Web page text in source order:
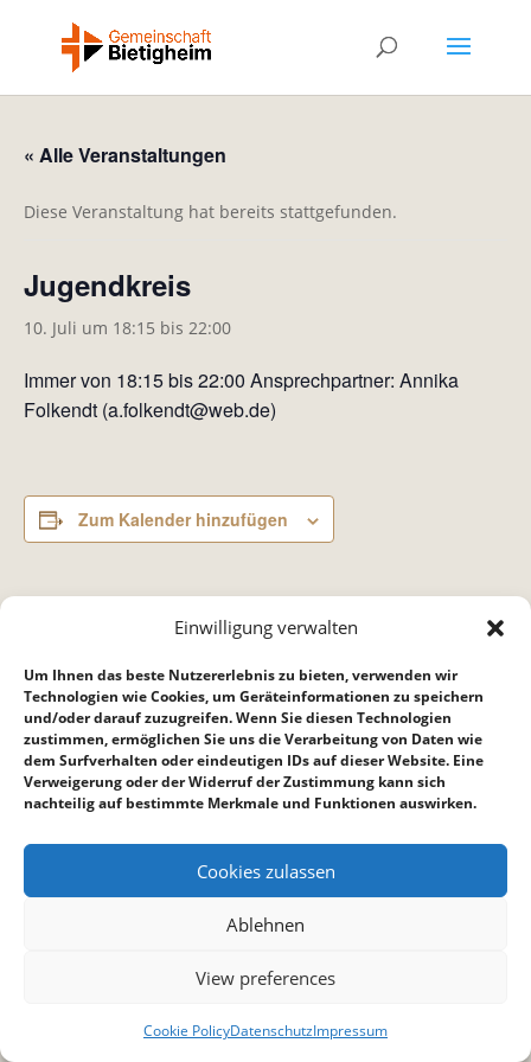
Einwilligung verwalten
Um Ihnen das beste Nutzererlebnis zu bieten, verwenden wir
Technologien wie Cookies, um Geräteinformationen zu speichern
und/oder darauf zuzugreifen. Wenn Sie diesen Technologien
zustimmen, ermöglichen Sie uns die Verarbeitung von Daten wie
dem Surfverhalten oder eindeutigen IDs auf dieser Website. Eine
Verweigerung oder der Widerruf der Zustimmung kann sich
nachteilig auf bestimmte Merkmale und Funktionen auswirken.
Cookies zulassen
Ablehnen
View preferences
Cookie PolicyDatenschutzImpressum
« Alle Veranstaltungen
Diese Veranstaltung hat bereits stattgefunden.
Jugendkreis
10. Juli um 18:15 bis 22:00
Immer von 18:15 bis 22:00 Ansprechpartner: Annika
Folkendt (a.folkendt@web.de)
Zum Kalender hinzufügen
10. Juli
Zeit:
18:15 bis 22:00